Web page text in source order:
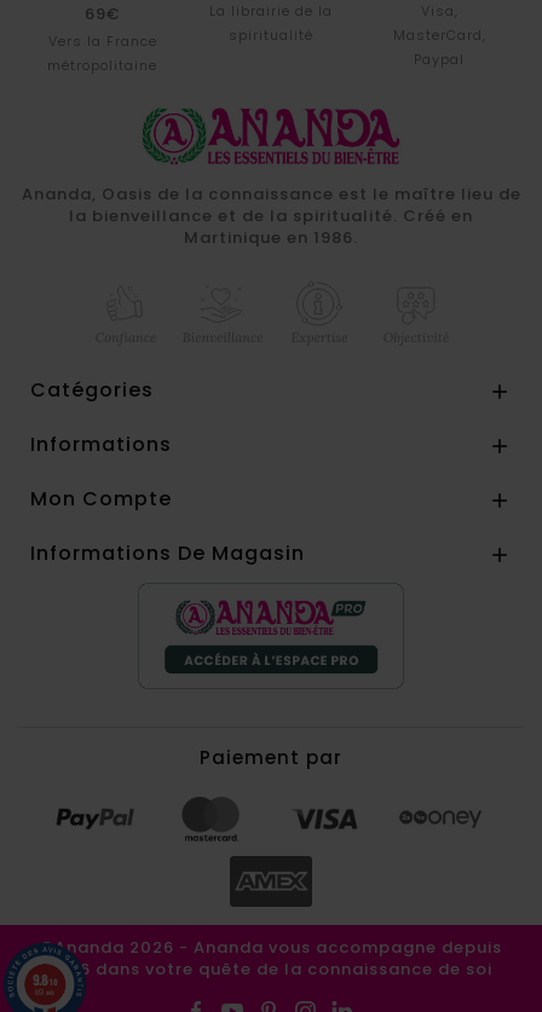
69€
Vers la France
métropolitaine
La librairie de la
spiritualité
Visa,
MasterCard,
Paypal
Ananda, Oasis de la connaissance est le maître lieu de
la bienveillance et de la spiritualité. Créé en
Martinique en 1986.
Catégories 
Informations 
Mon Compte 
Informations De Magasin 
Paiement par
©Ananda 2026 - Ananda vous accompagne depuis
1986 dans votre quête de la connaissance de soi
9.8/10
857 avis